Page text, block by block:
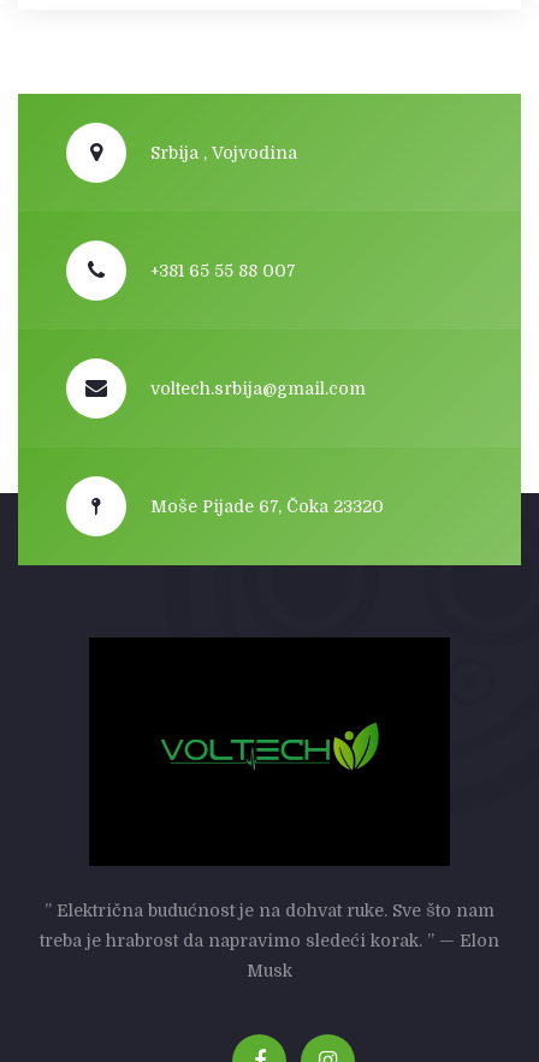
Srbija , Vojvodina
+381 65 55 88 007
voltech.srbija@gmail.com
Moše Pijade 67, Čoka 23320
” Električna budućnost je na dohvat ruke. Sve što nam
treba je hrabrost da napravimo sledeći korak. ” — Elon
Musk